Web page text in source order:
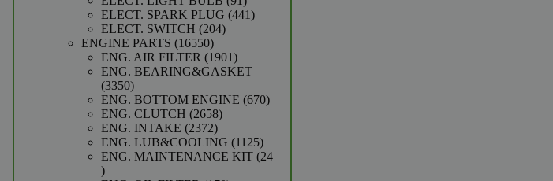
producten
ELECT. SPARK PLUG 441441
ELECT. SWITCH 204204
ENGINE PARTS 1655016550
producten
ENG. AIR FILTER 19011901
producten
ENG. BEARING&GASKET
33503350
producten
ENG. BOTTOM ENGINE 670670
ENG. CLUTCH 26582658
ENG. INTAKE 23722372
producten
ENG. LUB&COOLING 11251125
producten
ENG. MAINTENANCE KIT 24
24